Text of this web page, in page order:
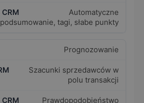
Automatyczne
podsumowanie, tagi, słabe punkty
Prognozowanie
Szacunki sprzedawców w
polu transakcji
Prawdopodobieństwo